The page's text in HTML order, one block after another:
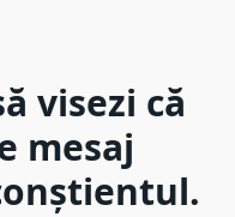
visezi că
mesaj